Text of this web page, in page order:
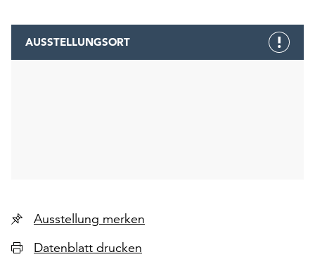
AUSSTELLUNGSORT
Ausstellung merken
Datenblatt drucken